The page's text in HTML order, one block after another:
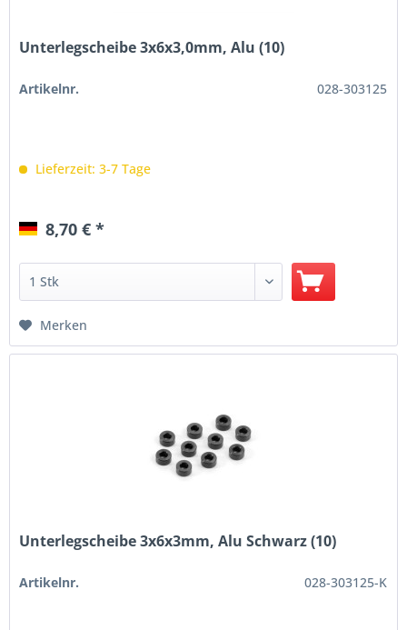
Unterlegscheibe 3x6x3,0mm, Alu (10)
Artikelnr. 028-303125
Lieferzeit: 3-7 Tage
8,70 € *
Merken
Unterlegscheibe 3x6x3mm, Alu Schwarz (10)
Artikelnr. 028-303125-K